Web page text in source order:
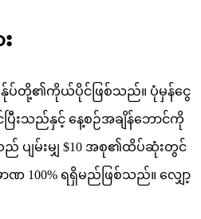
န်ုပ်တို့၏ကိုယ်ပိုင်ဖြစ်သည်။ ပုံမှန်ငွေ
ြီးသည်နှင့် နေ့စဉ်အချိန်ဘောင်ကို
ပျမ်းမျှ $10 အစု၏ထိပ်ဆုံးတွင်
မာဏ 100% ရရှိမည်ဖြစ်သည်။ လျှော့